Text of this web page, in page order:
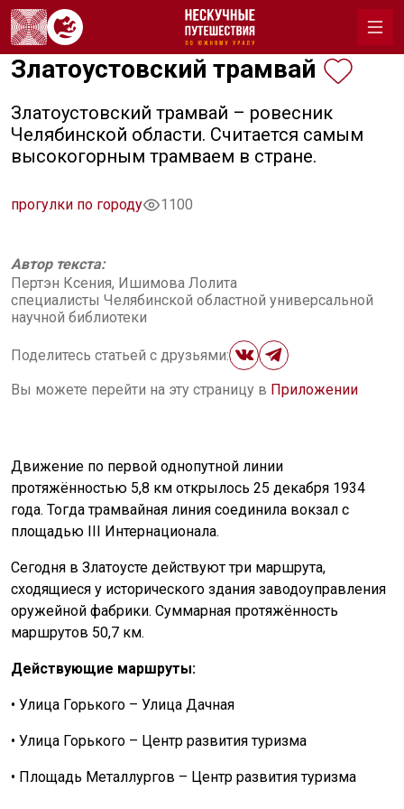
Златоустовский трамвай
Златоустовский трамвай – ровесник
Челябинской области. Считается самым
высокогорным трамваем в стране.
прогулки по городу 1100
Автор текста:
Пертэн Ксения, Ишимова Лолита
специалисты Челябинской областной универсальной
научной библиотеки
Поделитесь статьей с друзьями:
Вы можете перейти на эту страницу в Приложении
Движение по первой однопутной линии
протяжённостью 5,8 км открылось 25 декабря 1934
года. Тогда трамвайная линия соединила вокзал с
площадью III Интернационала.
Сегодня в Златоусте действуют три маршрута,
сходящиеся у исторического здания заводоуправления
оружейной фабрики. Суммарная протяжённость
маршрутов 50,7 км.
Действующие маршруты:
• Улица Горького – Улица Дачная
• Улица Горького – Центр развития туризма
• Площадь Металлургов – Центр развития туризма